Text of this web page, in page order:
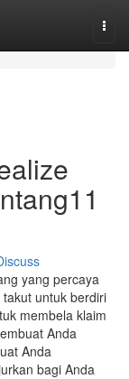
yang percaya
untuk berdiri
membela klaim
Anda
Anda
bagi Anda